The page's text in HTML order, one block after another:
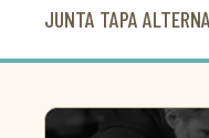
JUNTA TAPA